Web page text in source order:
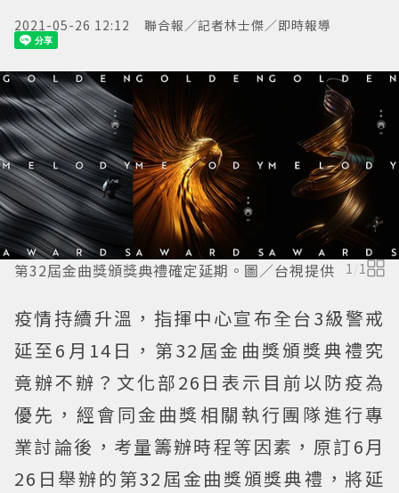
2021-05-26 12:12 聯合報／記者林士傑／即時報導
第32屆金曲獎頒獎典禮確定延期。圖／台視提供 1/1
疫情持續升溫，指揮中心宣布全台3級警戒
延至6月14日，第32屆金曲獎頒獎典禮究
竟辦不辦？文化部26日表示目前以防疫為
優先，經會同金曲獎相關執行團隊進行專
業討論後，考量籌辦時程等因素，原訂6月
26日舉辦的第32屆金曲獎頒獎典禮，將延